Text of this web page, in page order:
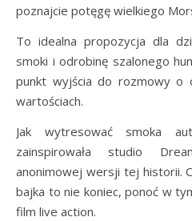
poznajcie potęgę wielkiego
To idealna propozycja dla
smoki i odrobinę szalonego
punkt wyjścia do rozmowy o
wartościach.
Jak wytresować smoka
zainspirowała studio
anonimowej wersji tej historii.
bajka to nie koniec, ponoć w
film live action.